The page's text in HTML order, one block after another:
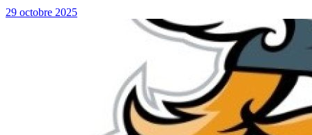
29 octobre 2025